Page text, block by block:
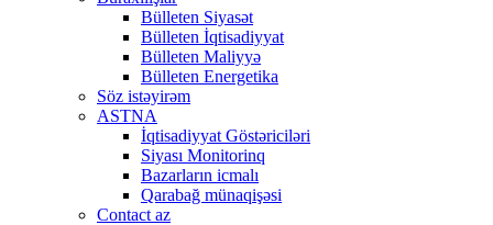
Bülleten Siyasət
Bülleten İqtisadiyyat
Bülleten Maliyyə
Bülleten Energetika
Söz istəyirəm
ASTNA
İqtisadiyyat Göstəriciləri
Siyası Monitorinq
Bazarların icmalı
Qarabağ münaqişəsi
Contact az